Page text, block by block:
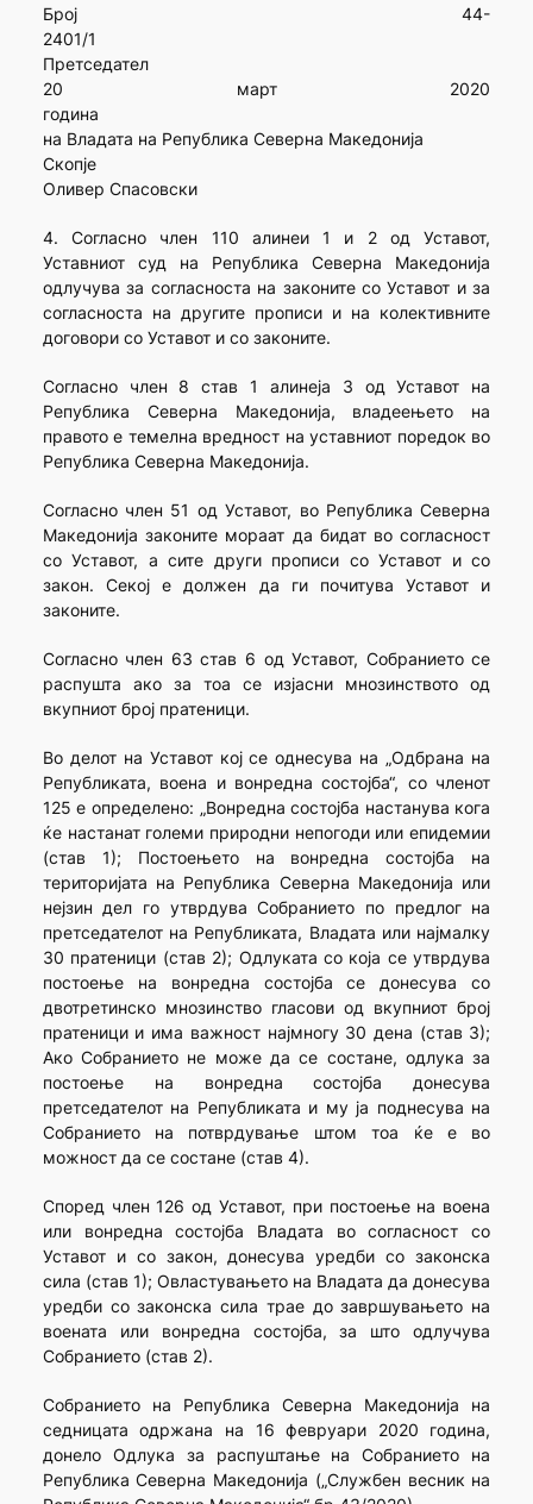
Број 44-
Претседател
20 март 2020
на Владата на Република Северна Македонија
Оливер Спасовски
4. Согласно член 110 алинеи 1 и 2 од Уставот,
Уставниот суд на Република Северна Македонија
одлучува за согласноста на законите со Уставот и за
согласноста на другите прописи и на колективните
договори со Уставот и со законите.
Согласно член 8 став 1 алинеја 3 од Уставот на
Република Северна Македонија, владеењето на
правото е темелна вредност на уставниот поредок во
Република Северна Македонија.
Согласно член 51 од Уставот, во Република Северна
Македонија законите мораат да бидат во согласност
со Уставот, а сите други прописи со Уставот и со
закон. Секој е должен да ги почитува Уставот и
законите.
Согласно член 63 став 6 од Уставот, Собранието се
распушта ако за тоа се изјасни мнозинството од
вкупниот број пратеници.
Во делот на Уставот кој се однесува на „Одбрана на
Републиката, воена и вонредна состојба“, со членот
125 е определено: „Вонредна состојба настанува кога
ќе настанат големи природни непогоди или епидемии
(став 1); Постоењето на вонредна состојба на
територијата на Република Северна Македонија или
нејзин дел го утврдува Собранието по предлог на
претседателот на Републиката, Владата или најмалку
30 пратеници (став 2); Одлуката со која се утврдува
постоење на вонредна состојба се донесува со
двотретинско мнозинство гласови од вкупниот број
пратеници и има важност најмногу 30 дена (став 3);
Ако Собранието не може да се состане, одлука за
постоење на вонредна состојба донесува
претседателот на Републиката и му ја поднесува на
Собранието на потврдување штом тоа ќе е во
можност да се состане (став 4).
Според член 126 од Уставот, при постоење на воена
или вонредна состојба Владата во согласност со
Уставот и со закон, донесува уредби со законска
сила (став 1); Овластувањето на Владата да донесува
уредби со законска сила трае до завршувањето на
воената или вонредна состојба, за што одлучува
Собранието (став 2).
Собранието на Република Северна Македонија на
седницата одржана на 16 февруари 2020 година,
донело Одлука за распуштање на Собранието на
Република Северна Македонија („Службен весник на